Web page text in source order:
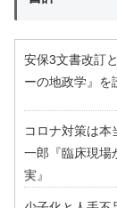
安保3文書改訂
ーの地政学』を
コロナ対策は本
一郎『臨床現場
実』